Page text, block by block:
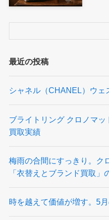
最近の投稿
シャネル（CHANEL）ウ
ブライトリング クロノマ
買取実績
梅雨の合間にすっきり。ク
「衣替えとブランド買取」
時を越えて価値が増す。5